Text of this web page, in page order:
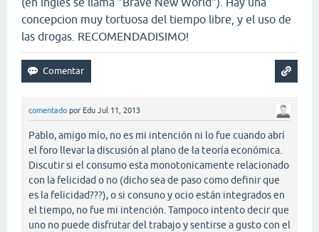
concepcion muy tortuosa del tiempo libre, y el uso de
las drogas. RECOMENDADISIMO!
comentado por Edu Jul 11, 2013
Pablo, amigo mío, no es mi intención ni lo fue cuando abrí
el foro llevar la discusión al plano de la teoría económica.
Discutir si el consumo esta monotonicamente relacionado
con la felicidad o no (dicho sea de paso como definir que
es la felicidad???), o si consuno y ocio están integrados en
el tiempo, no fue mi intención. Tampoco intento decir que
uno no puede disfrutar del trabajo y sentirse a gusto con el